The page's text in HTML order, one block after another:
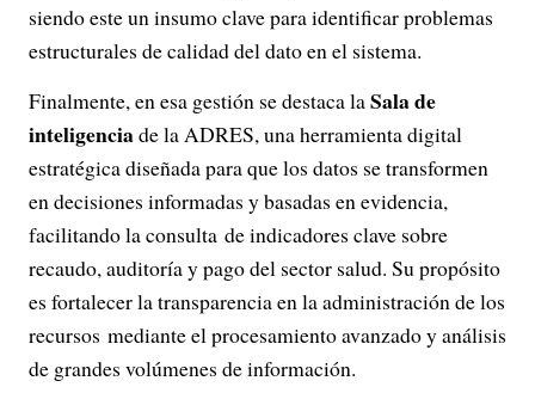
siendo este un insumo clave para identificar problemas
estructurales de calidad del dato en el sistema.
Finalmente, en esa gestión se destaca laSala de
inteligenciade la ADRES, una herramienta digital
estratégica diseñada para que los datos se transformen
en decisiones informadas y basadas en evidencia,
facilitando la consulta de indicadores clave sobre
recaudo, auditoría y pago del sector salud. Su propósito
es fortalecer la transparencia en la administración de los
recursos mediante el procesamiento avanzado y análisis
de grandes volúmenes de información.